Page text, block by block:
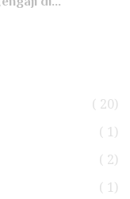
( 20)
( 1)
( 2)
( 1)